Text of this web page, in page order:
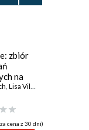
SheWolf,Annah Viki M.
zbiór
na
, Lisa Vild ,
cena z 30 dni)